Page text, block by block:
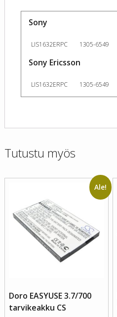
Sony
LIS1632ERPC 1305-6549
Sony Ericsson
LIS1632ERPC 1305-6549
Tutustu myös
Ale!
Doro EASYUSE 3.7/700
tarvikeakku CS